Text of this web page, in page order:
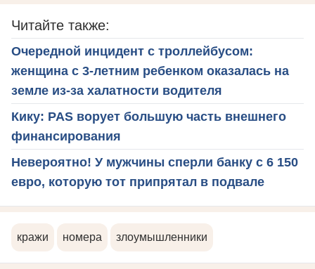
Читайте также:
Очередной инцидент с троллейбусом:
женщина с 3-летним ребенком оказалась на
земле из-за халатности водителя
Кику: PAS ворует большую часть внешнего
финансирования
Невероятно! У мужчины сперли банку с 6 150
евро, которую тот припрятал в подвале
кражи номера злоумышленники